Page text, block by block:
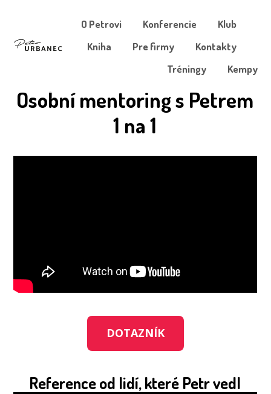
O Petrovi Konferencie
Klub
Kniha
Pre firmy
Kontakty
Tréningy
Kempy
Osobní mentoring s Petrem
1 na 1
DOTAZNÍK
Reference od lidí, které Petr vedl